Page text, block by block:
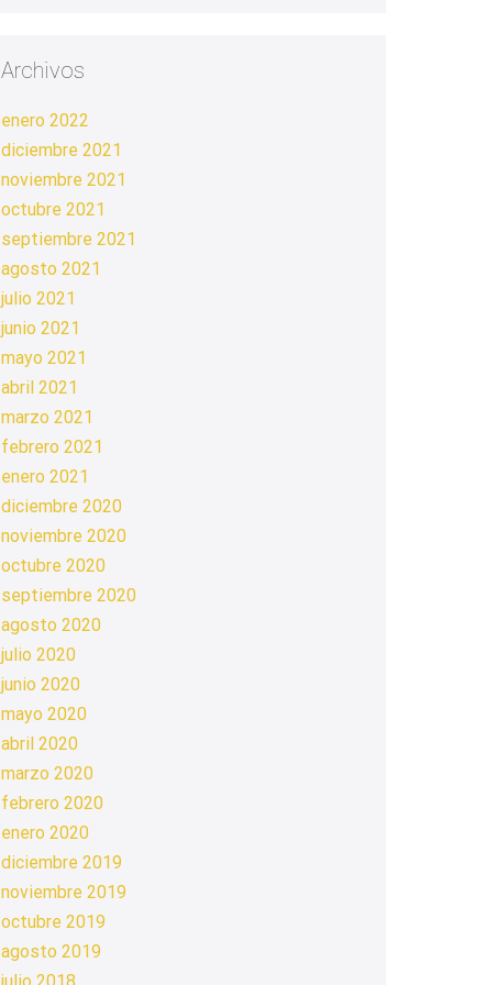
Archivos
enero 2022
diciembre 2021
noviembre 2021
octubre 2021
septiembre 2021
agosto 2021
julio 2021
junio 2021
mayo 2021
abril 2021
marzo 2021
febrero 2021
enero 2021
diciembre 2020
noviembre 2020
octubre 2020
septiembre 2020
agosto 2020
julio 2020
junio 2020
mayo 2020
abril 2020
marzo 2020
febrero 2020
enero 2020
diciembre 2019
noviembre 2019
octubre 2019
agosto 2019